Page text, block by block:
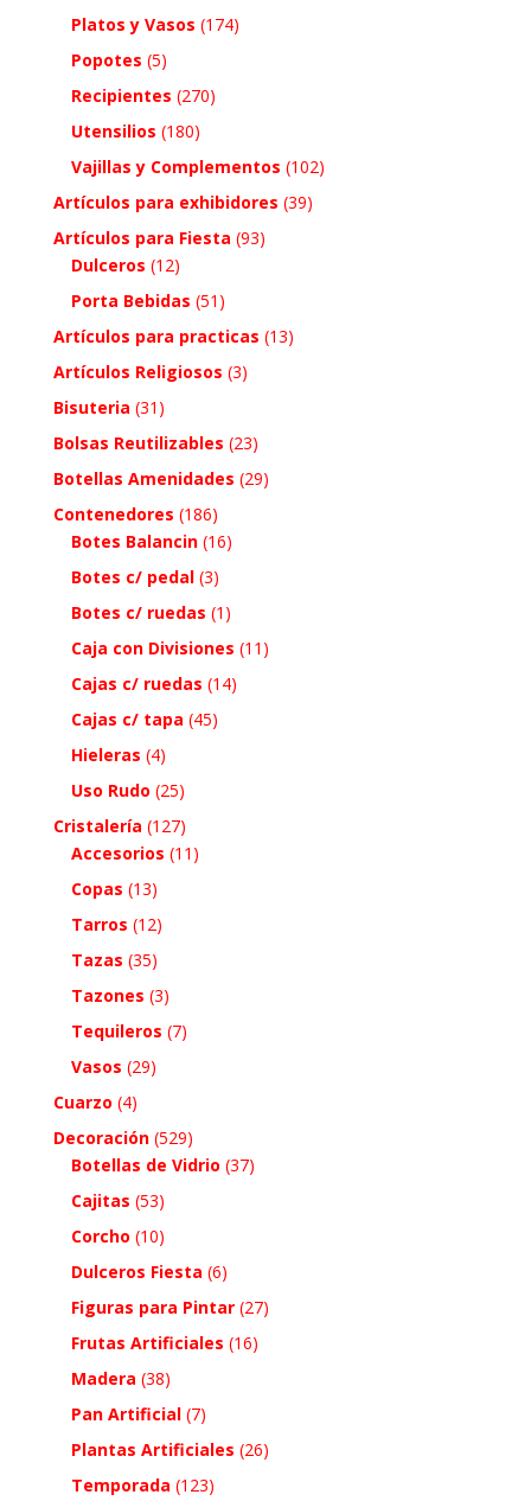
Platos y Vasos (174)
Popotes (5)
Recipientes (270)
Utensilios (180)
Vajillas y Complementos (102)
Artículos para exhibidores (39)
Artículos para Fiesta (93)
Dulceros (12)
Porta Bebidas (51)
Artículos para practicas (13)
Artículos Religiosos (3)
Bisuteria (31)
Bolsas Reutilizables (23)
Botellas Amenidades (29)
Contenedores (186)
Botes Balancin (16)
Botes c/ pedal (3)
Botes c/ ruedas (1)
Caja con Divisiones (11)
Cajas c/ ruedas (14)
Cajas c/ tapa (45)
Hieleras (4)
Uso Rudo (25)
Cristalería (127)
Accesorios (11)
Copas (13)
Tarros (12)
Tazas (35)
Tazones (3)
Tequileros (7)
Vasos (29)
Cuarzo (4)
Decoración (529)
Botellas de Vidrio (37)
Cajitas (53)
Corcho (10)
Dulceros Fiesta (6)
Figuras para Pintar (27)
Frutas Artificiales (16)
Madera (38)
Pan Artificial (7)
Plantas Artificiales (26)
Temporada (123)